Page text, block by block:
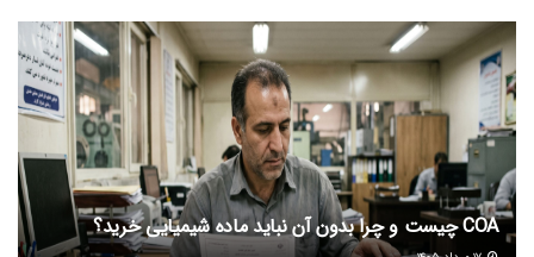
COA چیست و چرا بدون آن نباید ماده شیمیایی خرید؟